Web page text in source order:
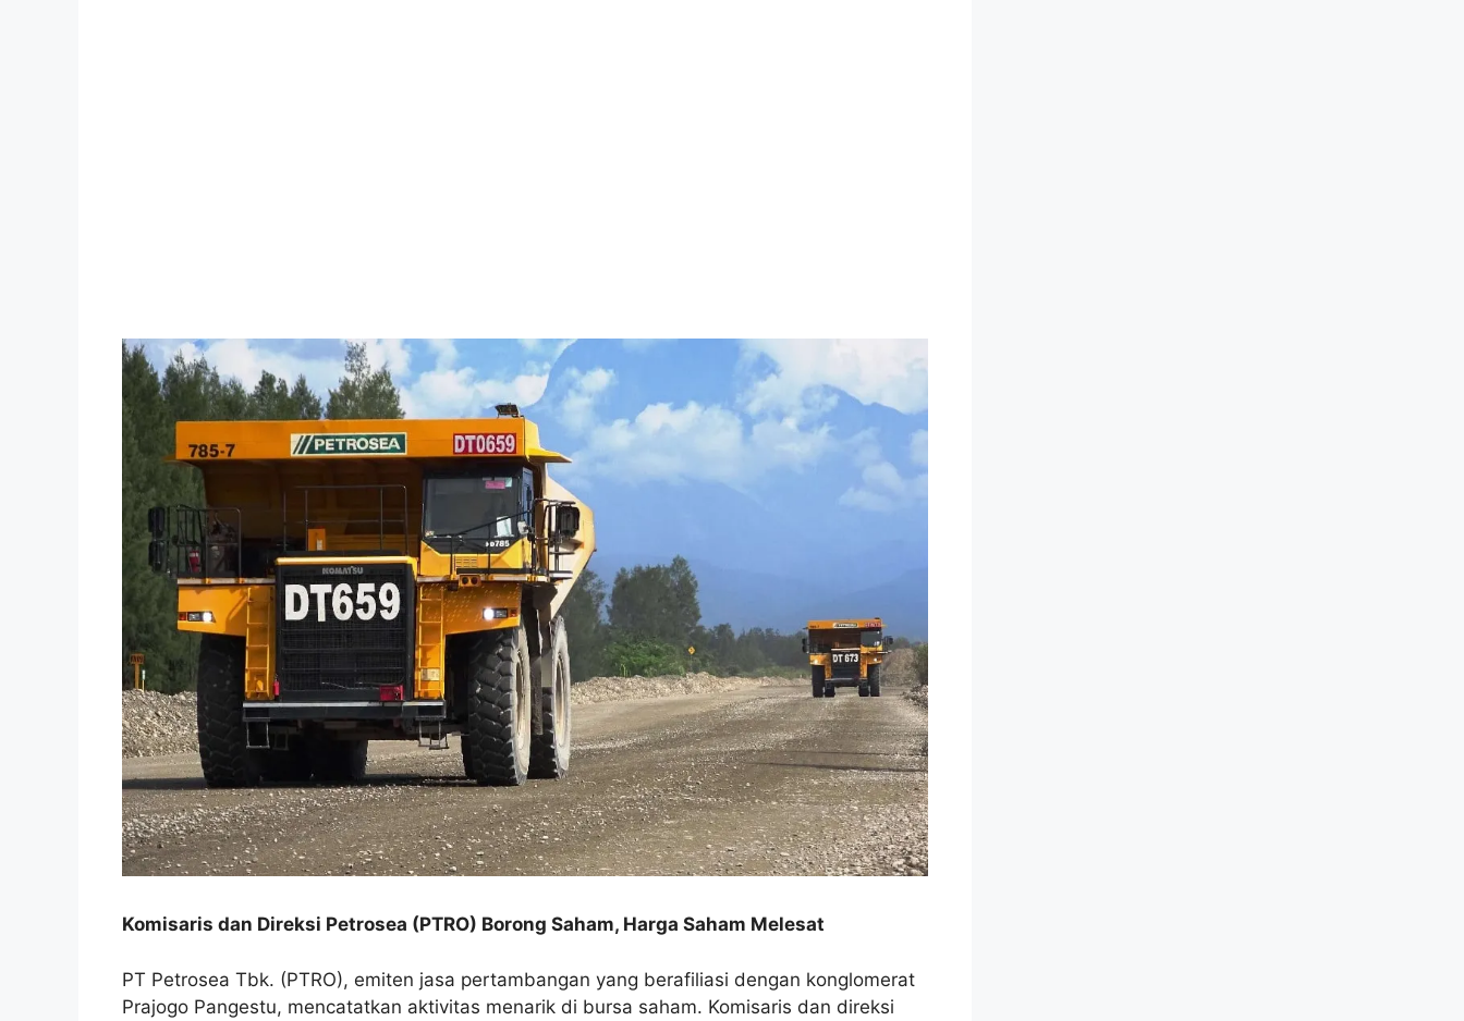
Komisaris dan Direksi Petrosea (PTRO) Borong Saham, Harga Saham Melesat
PT Petrosea Tbk. (PTRO), emiten jasa pertambangan yang berafiliasi dengan konglomerat
Prajogo Pangestu, mencatatkan aktivitas menarik di bursa saham. Komisaris dan direksi